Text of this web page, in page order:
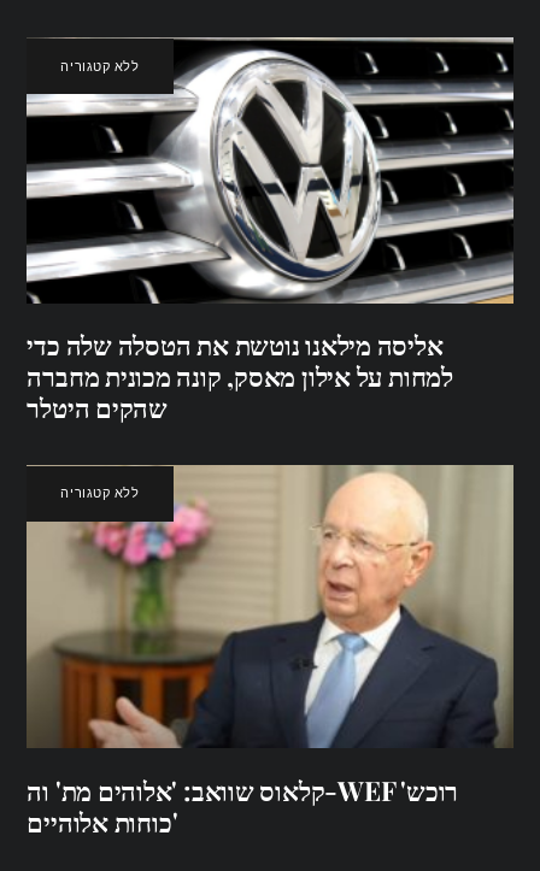
ללא קטגוריה
אליסה מילאנו נוטשת את הטסלה שלה כדי
למחות על אילון מאסק, קונה מכונית מחברה
שהקים היטלר
ללא קטגוריה
קלאוס שוואב: 'אלוהים מת' וה-WEF 'רוכש
כוחות אלוהיים'